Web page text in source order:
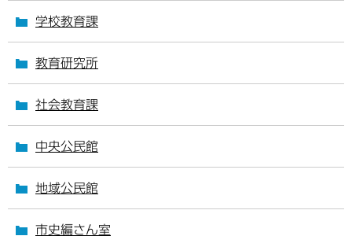
学校教育課
教育研究所
社会教育課
中央公民館
地域公民館
市史編さん室